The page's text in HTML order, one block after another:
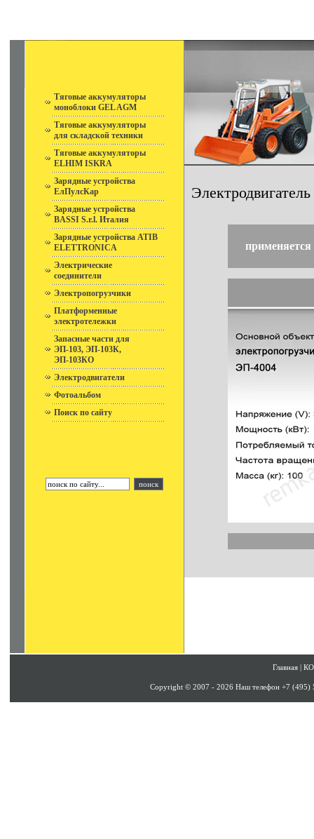
Тяговые аккумуляторы
моноблоки GEL AGM
Тяговые аккумуляторы
для складской техники
Тяговые аккумуляторы
ELHIM ISKRA
Зарядные устройства
ЕлПулсКар
Зарядные устройства
BASSI S.r.l. Италия
Зарядные устройства ATIB
ELETTRONICA
Электрические
соединители
Электропогрузчики
Платформенные
электротележки
Запасные части для
ЭП-103, ЭП-103К,
ЭП-103КО
Электродвигатели
Фотоальбом
Поиск по сайту
применяется
Главная |
Copyright © 2007 - 2026 Наш телефон +7